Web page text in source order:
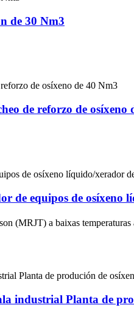
de 30 Nm3
de reforzo de osíxeno
de equipos de osíxeno
(MRJT) a baixas
industrial Planta de